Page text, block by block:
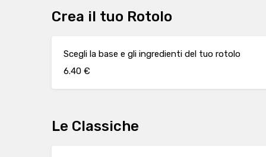
Crea il tuo Rotolo
Scegli la base e gli ingredienti del tuo rotolo
6.40 €
Le Classiche